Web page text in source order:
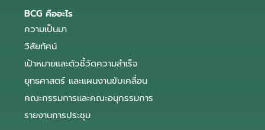
BCG คืออะไร
ความเป็นมา
วิสัยทัศน์
เป้าหมายและตัวชี้วัดความสำเร็จ
ยุทธศาสตร์ และแผนงานขับเคลื่อน
คณะกรรมการและคณะอนุกรรมการ
รายงานการประชุม